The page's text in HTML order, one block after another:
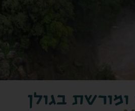
ומורשת בגולן